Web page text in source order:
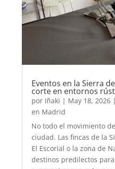
Eventos en la Sierra
corte en entornos
por Iñaki | May 18, 2026|
en Madrid
No todo el movimiento
ciudad. Las fincas de la
El Escorial o la zona de
destinos predilectos